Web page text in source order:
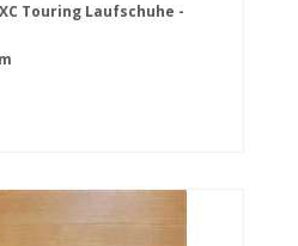
Touring Laufschuhe -